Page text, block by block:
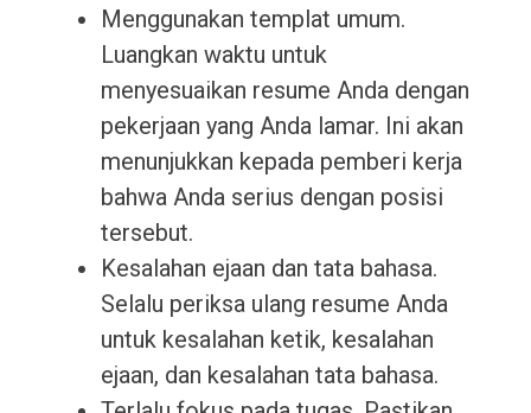
Menggunakan templat umum.
Luangkan waktu untuk
menyesuaikan resume Anda dengan
pekerjaan yang Anda lamar. Ini akan
menunjukkan kepada pemberi kerja
bahwa Anda serius dengan posisi
tersebut.
Kesalahan ejaan dan tata bahasa.
Selalu periksa ulang resume Anda
untuk kesalahan ketik, kesalahan
ejaan, dan kesalahan tata bahasa.